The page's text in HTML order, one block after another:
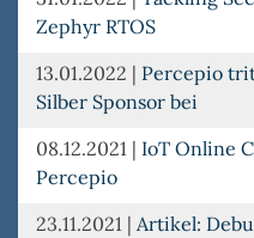
Zephyr RTOS
13.01.2022 | Percepio
Silber Sponsor bei
08.12.2021 | IoT Online
Percepio
23.11.2021 | Artikel: